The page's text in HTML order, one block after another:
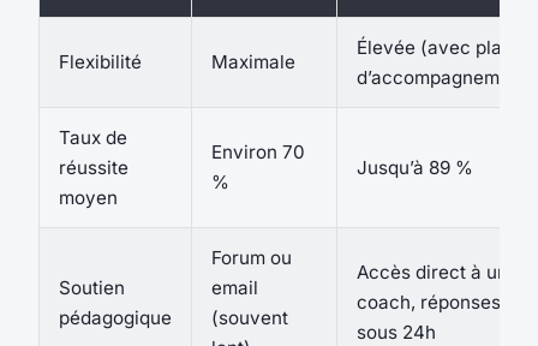
Flexibilité Maximale
Élevée (avec plages
d’accompagnement)
Taux de
réussite
moyen
Environ 70
%
Jusqu’à 89 %
Soutien
pédagogique
Forum ou
email
(souvent
Accès direct à un
coach, réponses
sous 24h